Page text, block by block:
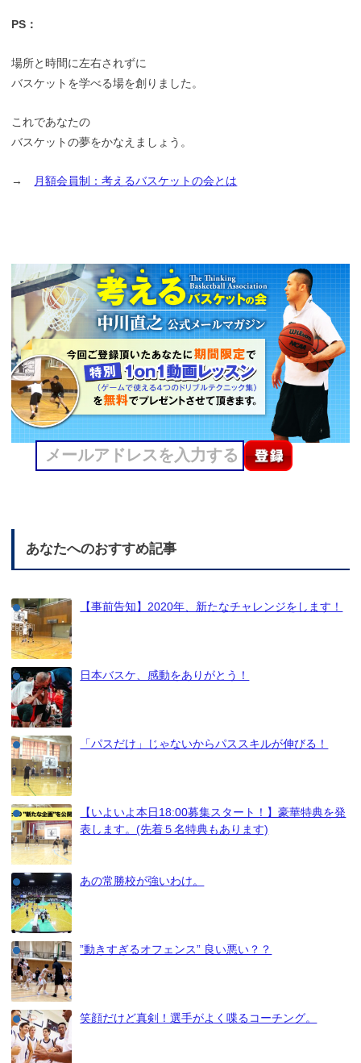
PS：
場所と時間に左右されずに
バスケットを学べる場を創りました。
これであなたの
バスケットの夢をかなえましょう。
→ 月額会員制：考えるバスケットの会とは
あなたへのおすすめ記事
【事前告知】2020年、新たなチャレンジをします！
日本バスケ、感動をありがとう！
「パスだけ」じゃないからパススキルが伸びる！
【いよいよ本日18:00募集スタート！】豪華特典を発
表します。(先着５名特典もあります)
あの常勝校が強いわけ。
”動きすぎるオフェンス” 良い悪い？？
笑顔だけど真剣！選手がよく喋るコーチング。